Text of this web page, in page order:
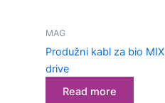
MAG
Produžni kabl za bio MIX
drive
Read more